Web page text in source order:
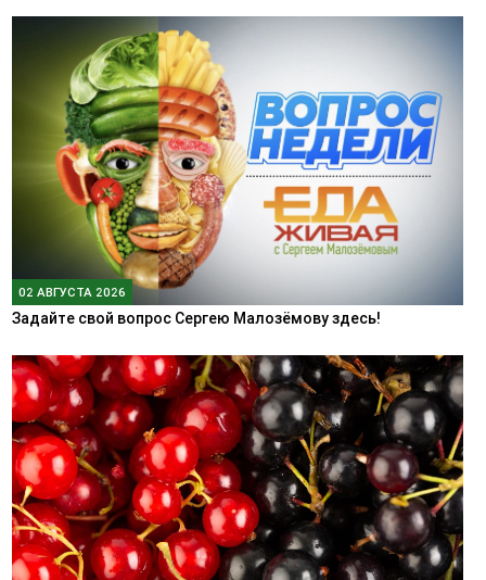
02 АВГУСТА 2026
Задайте свой вопрос Сергею Малозёмову здесь!